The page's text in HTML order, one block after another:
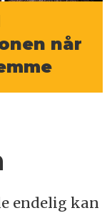
når
endelig kan